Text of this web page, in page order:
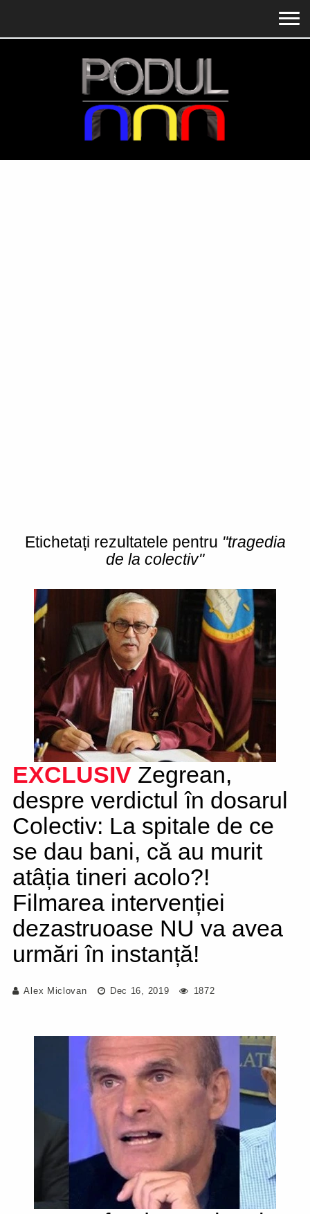
Etichetați rezultatele pentru "tragedia
de la colectiv"
EXCLUSIV Zegrean,
despre verdictul în dosarul
Colectiv: La spitale de ce
se dau bani, că au murit
atâția tineri acolo?!
Filmarea intervenției
dezastruoase NU va avea
urmări în instanță!
Alex Miclovan Dec 16, 2019 1872